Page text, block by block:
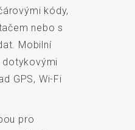
kódy,
nebo s
Mobilní
dotykovými
GPS, Wi-Fi
pro